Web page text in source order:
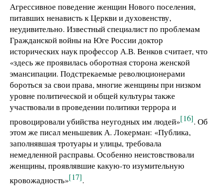
Агрессивное поведение женщин Нового поселения,
питавших ненависть к Церкви и духовенству,
неудивительно. Известный специалист по проблемам
Гражданской войны на Юге России доктор
исторических наук профессор А.В. Венков считает, что
«здесь же проявилась оборотная сторона женской
эмансипации. Подстрекаемые революционерами
бороться за свои права, многие женщины при низком
уровне политической и общей культуры также
участвовали в проведении политики террора и
провоцировали убийства неугодных им людей»[16]. Об
этом же писал меньшевик А. Локерман: «Публика,
заполнявшая тротуары и улицы, требовала
немедленной расправы. Особенно неистовствовали
женщины, проявлявшие какую-то изумительную
кровожадность»[17].